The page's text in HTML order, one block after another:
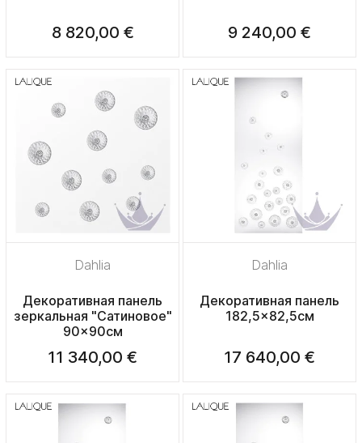
8 820,00 € 9 240,00 €
Dahlia
Декоративная панель
зеркальная "Сатиновое"
90x90см
11 340,00 €
Dahlia
Декоративная панель
182,5x82,5см
17 640,00 €